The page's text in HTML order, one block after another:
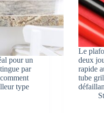
pour un
par
type
Le
deux
rapide
tube